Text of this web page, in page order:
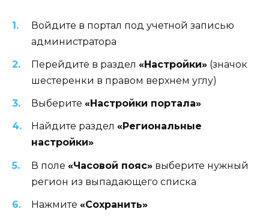
Войдите в портал под учетной записью
администратора
Перейдите в раздел «Настройки» (значок
шестеренки в правом верхнем углу)
Выберите «Настройки портала»
Найдите раздел «Региональные
настройки»
В поле «Часовой пояс» выберите нужный
регион из выпадающего списка
Нажмите «Сохранить»